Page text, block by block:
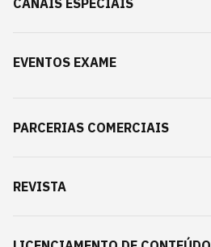
CANAIS ESPECIAIS
EVENTOS EXAME
PARCERIAS COMERCIAIS
REVISTA